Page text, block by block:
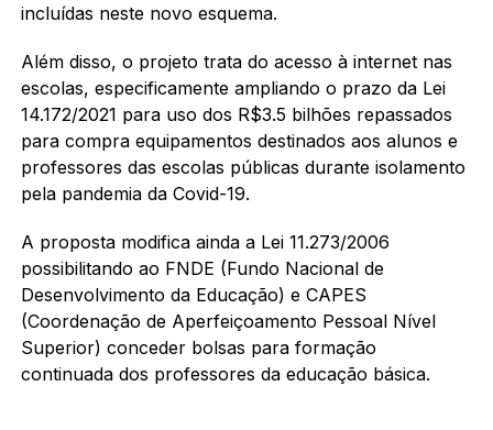
incluídas neste novo esquema.
Além disso, o projeto trata do acesso à internet nas
escolas, especificamente ampliando o prazo da Lei
14.172/2021 para uso dos R$3.5 bilhões repassados
para compra equipamentos destinados aos alunos e
professores das escolas públicas durante isolamento
pela pandemia da Covid-19.
A proposta modifica ainda a Lei 11.273/2006
possibilitando ao FNDE (Fundo Nacional de
Desenvolvimento da Educação) e CAPES
(Coordenação de Aperfeiçoamento Pessoal Nível
Superior) conceder bolsas para formação
continuada dos professores da educação básica.